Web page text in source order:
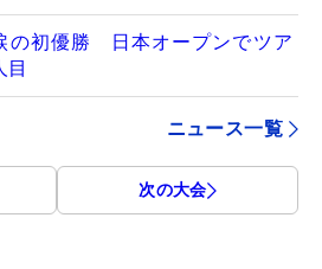
の初優勝 日本オープンでツア
目
ニュース一覧
次の大会